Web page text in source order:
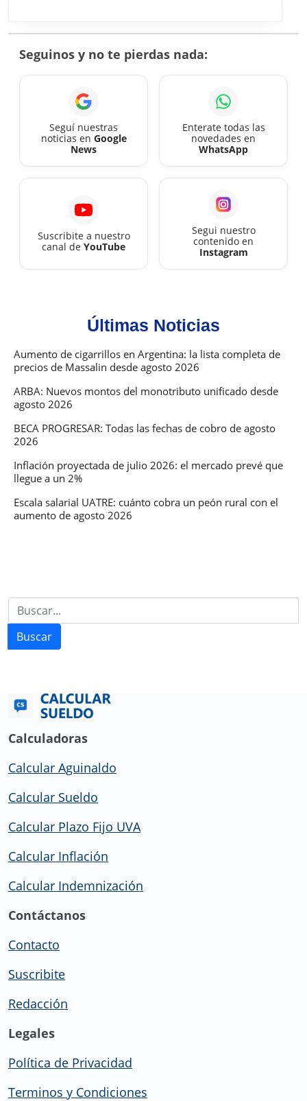
completa
de
precios
desde
agosto
2026
Seguinos y no te pierdas nada:
Seguí nuestras
noticias en Google
News
Enterate todas las
novedades en
WhatsApp
Suscribite a nuestro
canal de YouTube
Segui nuestro
contenido en
Instagram
Últimas Noticias
Aumento de cigarrillos en Argentina: la lista completa de
precios de Massalin desde agosto 2026
ARBA: Nuevos montos del monotributo unificado desde
agosto 2026
BECA PROGRESAR: Todas las fechas de cobro de agosto
2026
Inflación proyectada de julio 2026: el mercado prevé que
llegue a un 2%
Escala salarial UATRE: cuánto cobra un peón rural con el
aumento de agosto 2026
Buscar
Calculadoras
Calcular Aguinaldo
Calcular Sueldo
Calcular Plazo Fijo UVA
Calcular Inflación
Calcular Indemnización
Contáctanos
Contacto
Suscribite
Redacción
Legales
Política de Privacidad
Terminos y Condiciones